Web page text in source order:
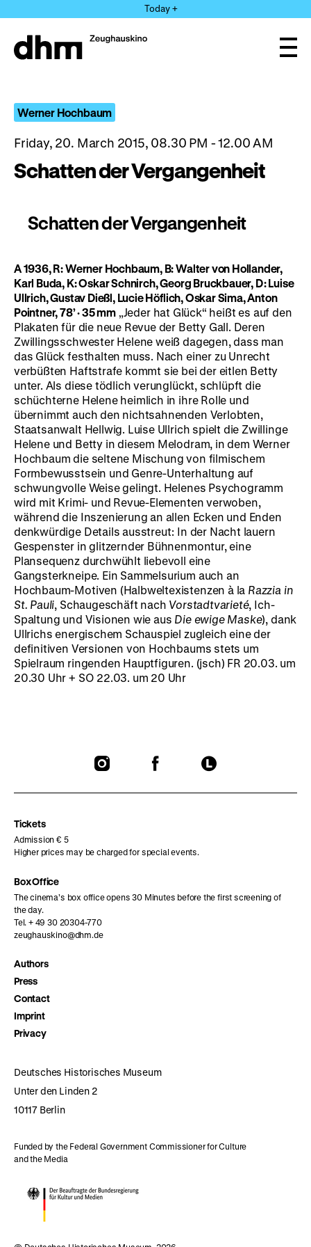
directly
the
Today +
Werner Hochbaum
Friday, 20. March 2015, 08.30 PM - 12.00 AM
Schatten der Vergangenheit
Schatten der Vergangenheit
A 1936, R: Werner Hochbaum, B: Walter von Hollander,
Karl Buda, K: Oskar Schnirch, Georg Bruckbauer, D: Luise
Ullrich, Gustav Dießl, Lucie Höflich, Oskar Sima, Anton
Pointner, 78’·35 mm „Jeder hat Glück“ heißt es auf den
Plakaten für die neue Revue der Betty Gall. Deren
Zwillingsschwester Helene weiß dagegen, dass man
das Glück festhalten muss. Nach einer zu Unrecht
verbüßten Haftstrafe kommt sie bei der eitlen Betty
unter. Als diese tödlich verunglückt, schlüpft die
schüchterne Helene heimlich in ihre Rolle und
übernimmt auch den nichtsahnenden Verlobten,
Staatsanwalt Hellwig. Luise Ullrich spielt die Zwillinge
Helene und Betty in diesem Melodram, in dem Werner
Hochbaum die seltene Mischung von filmischem
Formbewusstsein und Genre-Unterhaltung auf
schwungvolle Weise gelingt. Helenes Psychogramm
wird mit Krimi- und Revue-Elementen verwoben,
während die Inszenierung an allen Ecken und Enden
denkwürdige Details ausstreut: In der Nacht lauern
Gespenster in glitzernder Bühnenmontur, eine
Plansequenz durchwühlt liebevoll eine
Gangsterkneipe. Ein Sammelsurium auch an
Hochbaum-Motiven (Halbweltexistenzen à la Razzia in
St. Pauli, Schaugeschäft nach Vorstadtvarieté, Ich-
Spaltung und Visionen wie aus Die ewige Maske), dank
Ullrichs energischem Schauspiel zugleich eine der
definitiven Versionen von Hochbaums stets um
Spielraum ringenden Hauptfiguren. (jsch) FR 20.03. um
20.30 Uhr + SO 22.03. um 20 Uhr
To
To
To
Tickets
Admission € 5
Higher prices may be charged for special events.
Box Office
The cinema’s box office opens 30 Minutes before the first screening of
the day.
Tel. + 49 30 20304-770
zeughauskino@dhm.de
Authors
Press
Contact
Imprint
Privacy
Deutsches Historisches Museum
Unter den Linden 2
10117 Berlin
Funded by the Federal Government Commissioner for Culture
and the Media